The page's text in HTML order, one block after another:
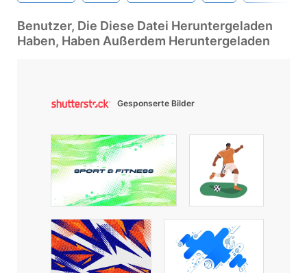
Benutzer, Die Diese Datei Heruntergeladen
Haben, Haben Außerdem Heruntergeladen
Gesponserte Bilder